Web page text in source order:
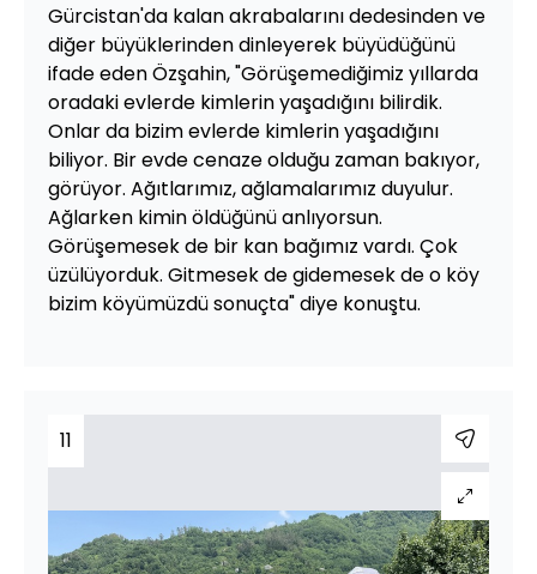
Gürcistan'da kalan akrabalarını dedesinden ve
diğer büyüklerinden dinleyerek büyüdüğünü
ifade eden Özşahin, "Görüşemediğimiz yıllarda
oradaki evlerde kimlerin yaşadığını bilirdik.
Onlar da bizim evlerde kimlerin yaşadığını
biliyor. Bir evde cenaze olduğu zaman bakıyor,
görüyor. Ağıtlarımız, ağlamalarımız duyulur.
Ağlarken kimin öldüğünü anlıyorsun.
Görüşemesek de bir kan bağımız vardı. Çok
üzülüyorduk. Gitmesek de gidemesek de o köy
bizim köyümüzdü sonuçta" diye konuştu.
11